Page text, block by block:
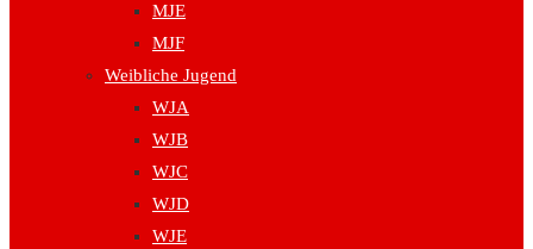
MJE
MJF
Weibliche Jugend
WJA
WJB
WJC
WJD
WJE